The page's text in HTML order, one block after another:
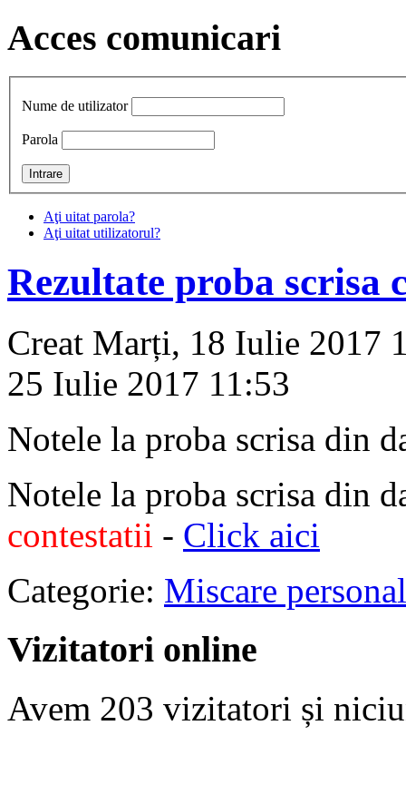
Acces comunicari
Nume de utilizator
Parola
Aţi uitat parola?
Aţi uitat utilizatorul?
Rezultate proba scrisa
Creat Marți, 18 Iulie 2017
25 Iulie 2017 11:53
Notele la proba scrisa din
Notele la proba scrisa din
contestatii - Click aici
Categorie: Miscare
Vizitatori online
Avem 203 vizitatori și